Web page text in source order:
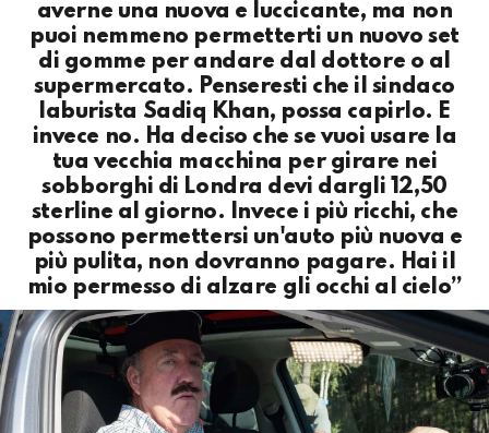
averne una nuova e luccicante, ma non
puoi nemmeno permetterti un nuovo set
di gomme per andare dal dottore o al
supermercato. Penseresti che il sindaco
laburista Sadiq Khan, possa capirlo. E
invece no. Ha deciso che se vuoi usare la
tua vecchia macchina per girare nei
sobborghi di Londra devi dargli 12,50
sterline al giorno. Invece i più ricchi, che
possono permettersi un'auto più nuova e
più pulita, non dovranno pagare. Hai il
mio permesso di alzare gli occhi al cielo”